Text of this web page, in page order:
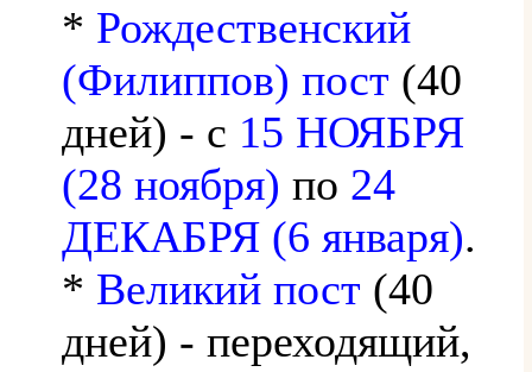
* Рождественский
(Филиппов) пост (40
дней) - с 15 НОЯБРЯ
(28 ноября) по 24
ДЕКАБРЯ (6 января).
* Великий пост (40
дней) - переходящий,